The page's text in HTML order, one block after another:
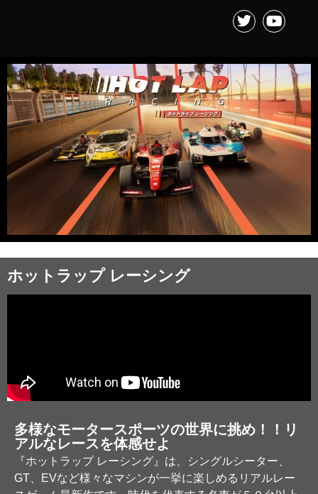
ホットラップ レーシング
多様なモータースポーツの世界に挑め！！リ
アルなレースを体感せよ
『ホットラップ レーシング』は、シングルシーター、
GT、EVなど様々なマシンが一挙に楽しめるリアルレー